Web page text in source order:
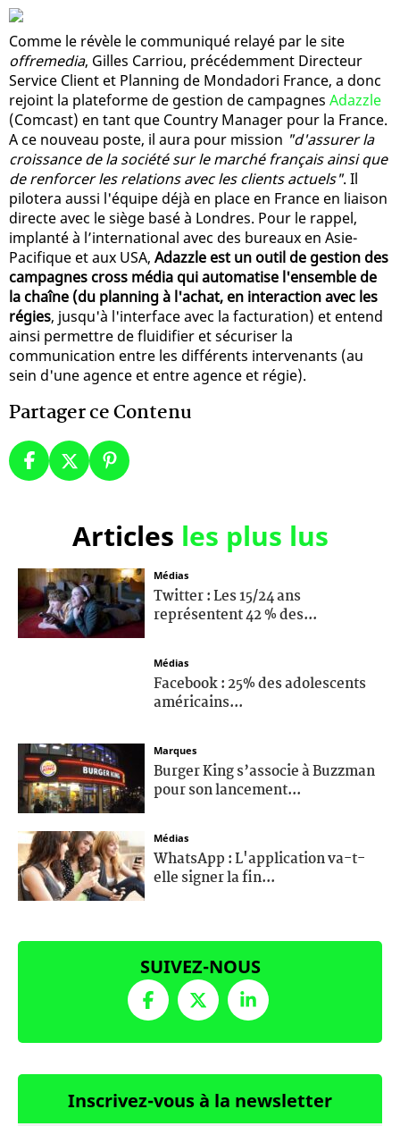
Comme le révèle le communiqué relayé par le site
offremedia, Gilles Carriou, précédemment Directeur
Service Client et Planning de Mondadori France, a donc
rejoint la plateforme de gestion de campagnes Adazzle
(Comcast) en tant que Country Manager pour la France.
A ce nouveau poste, il aura pour mission "d'assurer la
croissance de la société sur le marché français ainsi que
de renforcer les relations avec les clients actuels". Il
pilotera aussi l'équipe déjà en place en France en liaison
directe avec le siège basé à Londres. Pour le rappel,
implanté à l’international avec des bureaux en Asie-
Pacifique et aux USA, Adazzle est un outil de gestion des
campagnes cross média qui automatise l'ensemble de
la chaîne (du planning à l'achat, en interaction avec les
régies, jusqu'à l'interface avec la facturation) et entend
ainsi permettre de fluidifier et sécuriser la
communication entre les différents intervenants (au
sein d'une agence et entre agence et régie).
Partager ce Contenu
Articles les plus lus
Médias
Twitter : Les 15/24 ans
représentent 42 % des...
Médias
Facebook : 25% des adolescents
américains...
Marques
Burger King s’associe à Buzzman
pour son lancement...
Médias
WhatsApp : L'application va-t-
elle signer la fin...
SUIVEZ-NOUS
Inscrivez-vous à la newsletter